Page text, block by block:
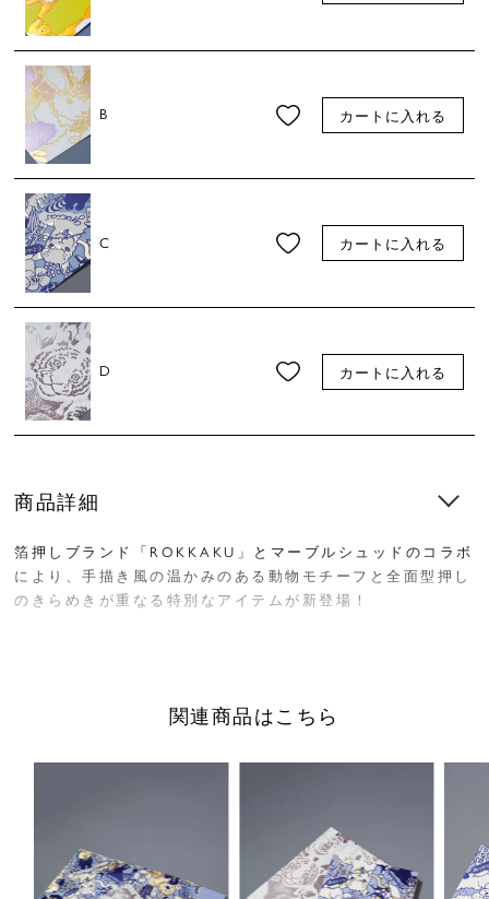
B カートに入れる
C カートに入れる
D カートに入れる
商品詳細
箔押しブランド「ROKKAKU」とマーブルシュッドのコラボ
により、手描き風の温かみのある動物モチーフと全面型押し
のきらめきが重なる特別なアイテムが新登場！
■"ROKKAKU"シリーズはこちら
関連商品はこちら